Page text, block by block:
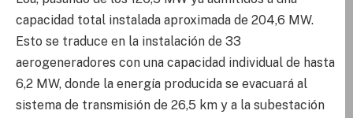
capacidad total instalada aproximada de 204,6 MW.
Esto se traduce en la instalación de 33
aerogeneradores con una capacidad individual de hasta
6,2 MW, donde la energía producida se evacuará al
sistema de transmisión de 26,5 km y a la subestación